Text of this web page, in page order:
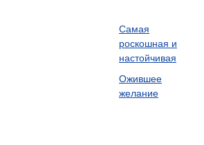
Самая
роскошная и
настойчивая
Ожившее
желание